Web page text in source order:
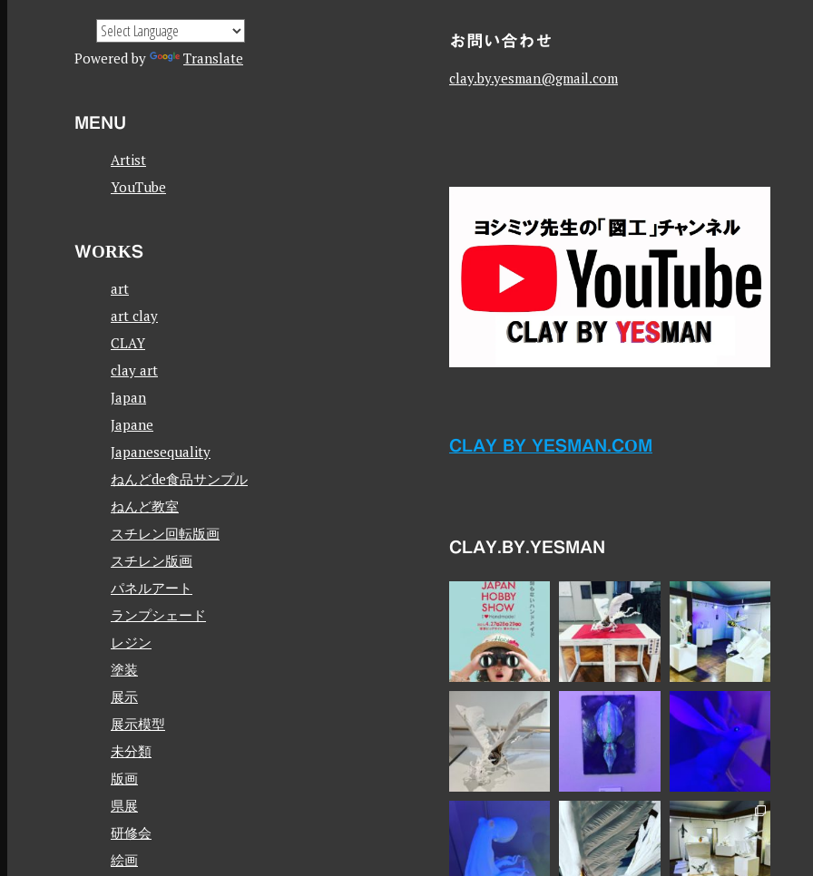
Powered by Translate
MENU
Artist
YouTube
WORKS
art
art clay
CLAY
clay art
Japan
Japane
Japanesequality
ねんどde食品サンプル
ねんど教室
スチレン回転版画
スチレン版画
パネルアート
ランプシェード
レジン
塗装
展示
展示模型
未分類
版画
県展
研修会
絵画
お問い合わせ
clay.by.yesman@gmail.com
CLAY BY YESMAN.COM
CLAY.BY.YESMAN